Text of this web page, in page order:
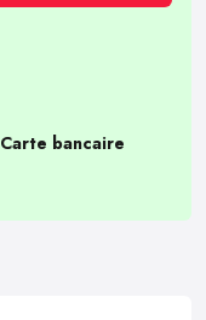
Carte bancaire